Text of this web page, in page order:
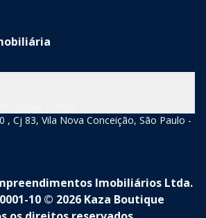
, Cj 83, Vila Nova Conceição, São Paulo -
Imobiliários Ltda.
10 © 2026 Kaza Boutique